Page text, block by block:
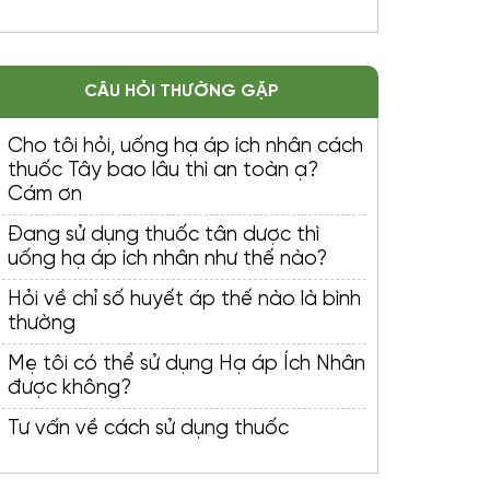
CÂU HỎI THƯỜNG GẶP
Cho tôi hỏi, uống hạ áp ích nhân cách
thuốc Tây bao lâu thì an toàn ạ?
Cám ơn
Đang sử dụng thuốc tân dược thì
uống hạ áp ích nhân như thế nào?
Hỏi về chỉ số huyết áp thế nào là bình
thường
Mẹ tôi có thể sử dụng Hạ áp Ích Nhân
được không?
Tư vấn về cách sử dụng thuốc